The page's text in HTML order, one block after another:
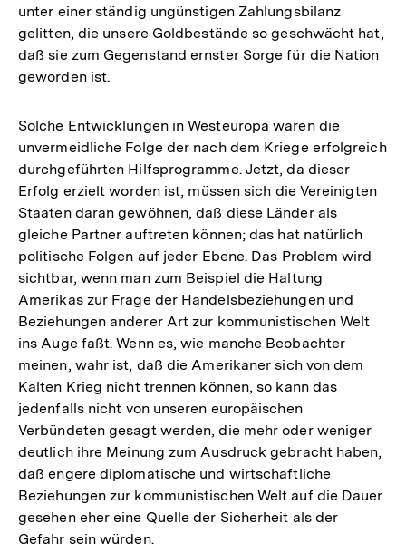
unter einer ständig ungünstigen Zahlungsbilanz
gelitten, die unsere Goldbestände so geschwächt hat,
daß sie zum Gegenstand ernster Sorge für die Nation
geworden ist.
Solche Entwicklungen in Westeuropa waren die
unvermeidliche Folge der nach dem Kriege erfolgreich
durchgeführten Hilfsprogramme. Jetzt, da dieser
Erfolg erzielt worden ist, müssen sich die Vereinigten
Staaten daran gewöhnen, daß diese Länder als
gleiche Partner auftreten können; das hat natürlich
politische Folgen auf jeder Ebene. Das Problem wird
sichtbar, wenn man zum Beispiel die Haltung
Amerikas zur Frage der Handelsbeziehungen und
Beziehungen anderer Art zur kommunistischen Welt
ins Auge faßt. Wenn es, wie manche Beobachter
meinen, wahr ist, daß die Amerikaner sich von dem
Kalten Krieg nicht trennen können, so kann das
jedenfalls nicht von unseren europäischen
Verbündeten gesagt werden, die mehr oder weniger
deutlich ihre Meinung zum Ausdruck gebracht haben,
daß engere diplomatische und wirtschaftliche
Beziehungen zur kommunistischen Welt auf die Dauer
gesehen eher eine Quelle der Sicherheit als der
Gefahr sein würden.